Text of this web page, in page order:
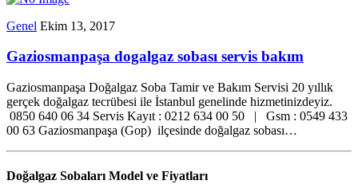
Genel Ekim 13, 2017
Gaziosmanpaşa dogalgaz sobası servis bakım
Gaziosmanpaşa Doğalgaz Soba Tamir ve Bakım Servisi 20 yıllık
gerçek doğalgaz tecrübesi ile İstanbul genelinde hizmetinizdeyiz.
0850 640 06 34 Servis Kayıt : 0212 634 00 50 | Gsm : 0549 433
00 63 Gaziosmanpaşa (Gop) ilçesinde doğalgaz sobası…
Doğalgaz Sobaları Model ve Fiyatları